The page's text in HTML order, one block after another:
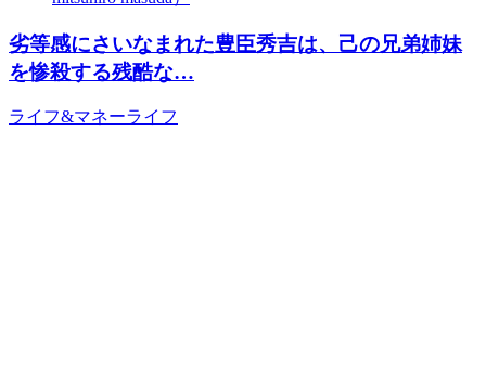
劣等感にさいなまれた豊臣秀吉は、己の兄弟姉妹
を惨殺する残酷な…
ライフ&マネーライフ